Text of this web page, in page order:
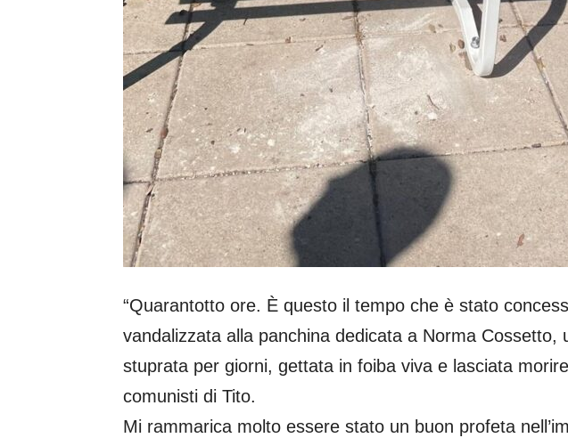
“Quarantotto ore. È questo il tempo che è stato
vandalizzata alla panchina dedicata a Norma Cossetto,
stuprata per giorni, gettata in foiba viva e lasciata
comunisti di Tito.
Mi rammarica molto essere stato un buon profeta